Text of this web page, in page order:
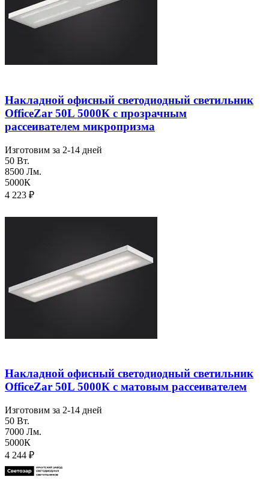
Накладной офисный светодиодный светильник
OfficeZar 50L 5000К с прозрачным
рассеивателем микропризма
Изготовим за 2-14 дней
50 Вт.
8500 Лм.
5000К
4 223 ₽
Накладной офисный светодиодный светильник
OfficeZar 50L 5000К с матовым рассеивателем
Изготовим за 2-14 дней
50 Вт.
7000 Лм.
5000К
4 244 ₽